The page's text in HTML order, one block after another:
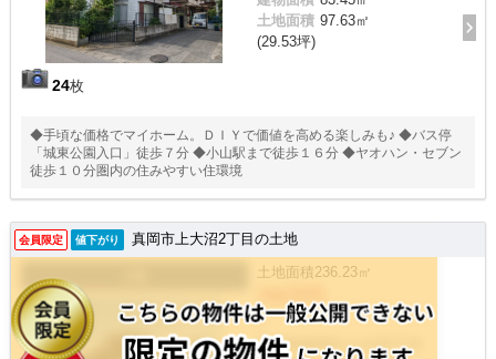
24枚
土地面積 97.63㎡
(29.53坪)
◆手頃な価格でマイホーム。ＤＩＹで価値を高める楽しみも♪ ◆バス停
「城東公園入口」徒歩７分 ◆小山駅まで徒歩１６分 ◆ヤオハン・セブン
徒歩１０分圏内の住みやすい住環境
会員限定 値下がり 真岡市上大沼2丁目の土地
土地面積 236.23㎡
750万円
/ -
栃木県真岡市上大沼2丁目